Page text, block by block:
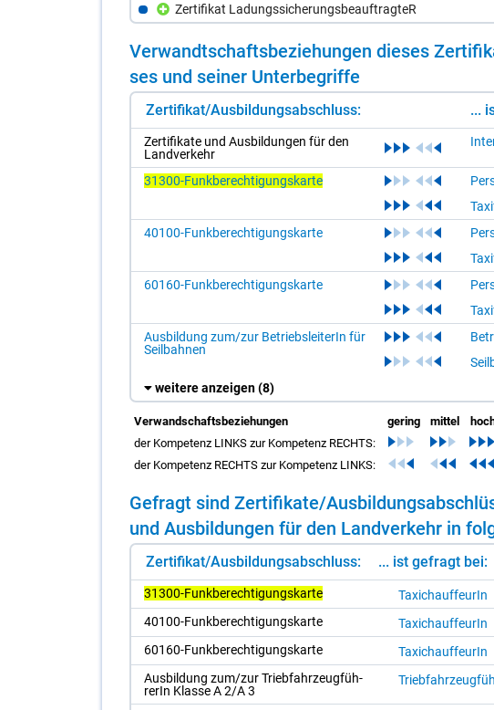
Zertifikat LadungssicherungsbeauftragteR
Ver­wandt­schafts­be­zie­hun­gen die­ses
ses und sei­ner Un­ter­be­grif­fe
Zertifikat/Ausbildungsabschluss: ...
Zer­ti­fi­ka­te und Aus­bil­dun­gen für den
Land­ver­kehr
31300-Funkberechtigungskarte
40100-Funkberechtigungskarte
60160-Funkberechtigungskarte
Ausbildung zum/zur BetriebsleiterIn für
Seilbahnen
weitere anzeigen(8)
Verwandschaftsbeziehungen gering mittel
der Kompetenz LINKS zur Kompetenz RECHTS:
der Kompetenz RECHTS zur Kompetenz LINKS:
Ge­fragt sind Zer­ti­fi­ka­te/​
und Aus­bil­dun­gen für den Land­ver­kehr in
Zertifikat/Ausbildungsabschluss: ... ist gefragt bei:
31300-Funkberechtigungskarte
Ta­xi­chauf­feu­rIn
40100-Funk­be­rech­ti­gungs­kar­te
Ta­xi­chauf­feu­rIn
60160-Funk­be­rech­ti­gungs­kar­te
Ta­xi­chauf­feu­rIn
Aus­bil­dung zum/​zur Trieb­fahr­zeug­füh­
re­rIn Klas­se A 2/​A 3